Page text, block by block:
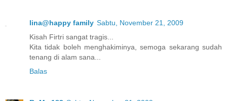
lina@happy family Sabtu, November 21, 2009
Kisah Firtri sangat tragis...
Kita tidak boleh menghakiminya, semoga sekarang sudah
tenang di alam sana...
Balas